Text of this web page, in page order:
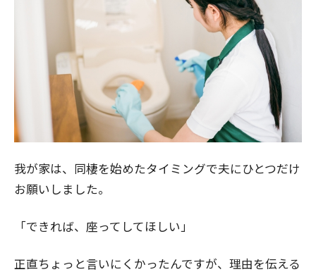
我が家は、同棲を始めたタイミングで夫にひとつだけ
お願いしました。
「できれば、座ってしてほしい」
正直ちょっと言いにくかったんですが、理由を伝える